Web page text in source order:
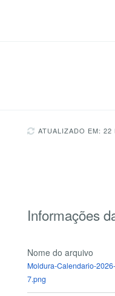
ATUALIZADO EM:
Informações
Nome do arquivo
Moldura-Calendario-
7.png